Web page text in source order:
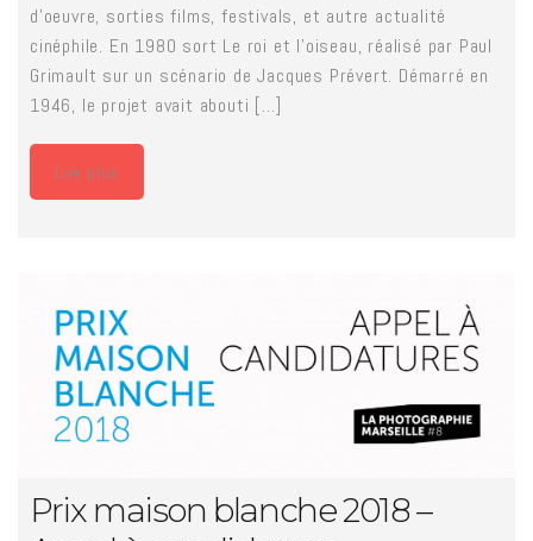
d'oeuvre, sorties films, festivals, et autre actualité
cinéphile. En 1980 sort Le roi et l'oiseau, réalisé par Paul
Grimault sur un scénario de Jacques Prévert. Démarré en
1946, le projet avait abouti [...]
Lire plus
Prix maison blanche 2018 –